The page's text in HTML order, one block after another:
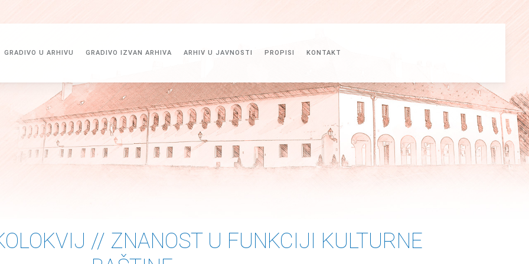
GRADIVO U ARHIVU GRADIVO IZVAN ARHIVA ARHIV U JAVNOSTI PROPISI KONTAKT
// ZNANOST U FUNKCIJI KULTURNE